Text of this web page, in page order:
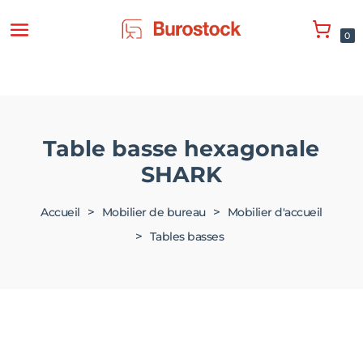
0
Table basse hexagonale
SHARK
Accueil > Mobilier de bureau > Mobilier d'accueil
> Tables basses